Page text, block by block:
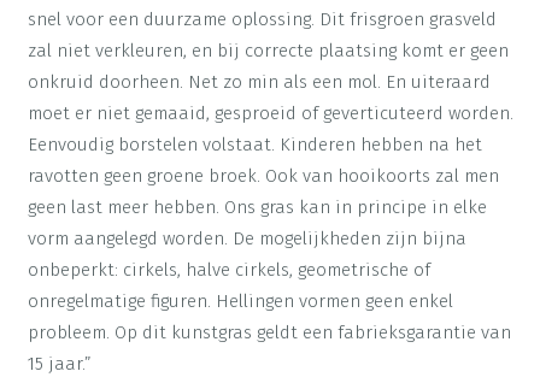
snel voor een duurzame oplossing. Dit frisgroen grasveld
zal niet verkleuren, en bij correcte plaatsing komt er geen
onkruid doorheen. Net zo min als een mol. En uiteraard
moet er niet gemaaid, gesproeid of geverticuteerd worden.
Eenvoudig borstelen volstaat. Kinderen hebben na het
ravotten geen groene broek. Ook van hooikoorts zal men
geen last meer hebben. Ons gras kan in principe in elke
vorm aangelegd worden. De mogelijkheden zijn bijna
onbeperkt: cirkels, halve cirkels, geometrische of
onregelmatige figuren. Hellingen vormen geen enkel
probleem. Op dit kunstgras geldt een fabrieksgarantie van
15 jaar.”